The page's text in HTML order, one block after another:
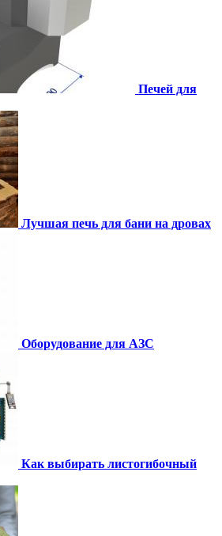
Печей для
Лучшая печь для бани на дровах
Оборудование для АЗС
Как выбирать листогибочный